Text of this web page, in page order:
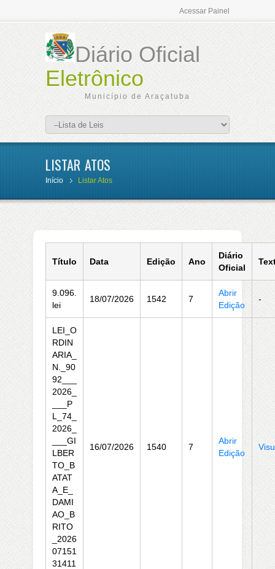
Acessar Painel
Diário Oficial
Eletrônico
Município de Araçatuba
LISTAR ATOS
Início Listar Atos
Título Data Edição Ano
Diário
Oficial
9.096.
lei
18/07/2026 1542 7
Abrir
Edição
-
LEI_O
RDIN
ARIA_
N._90
92___
2026_
___P
L_74_
2026_
___GI
LBER
TO_B
ATAT
A_E_
DAMI
AO_B
RITO
_2026
07151
31411
16/07/2026 1540 7
Abrir
Edição